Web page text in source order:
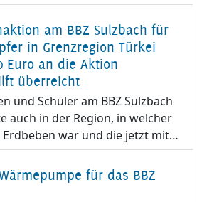
am BBZ Sulzbach für
in Grenzregion Türkei
Euro an die Aktion
überreicht
und Schüler am BBZ Sulzbach
auch in der Region, in welcher
Erdbeben war und die jetzt mit…
für das BBZ